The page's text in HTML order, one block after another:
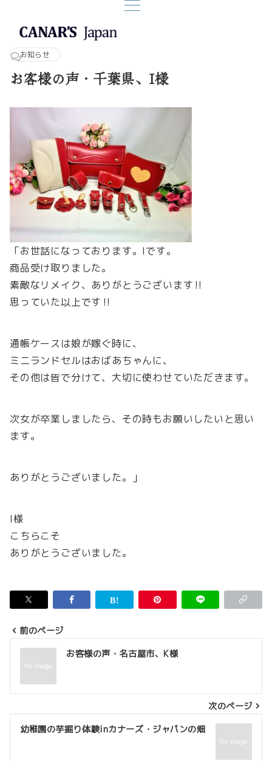
お知らせ
お客様の声・千葉県、I様
「お世話になっております。Iです。
商品受け取りました。
素敵なリメイク、ありがとうございます‼️
思っていた以上です‼️
通帳ケースは娘が嫁ぐ時に、
ミニランドセルはおばあちゃんに、
その他は皆で分けて、大切に使わせていただきます。
次女が卒業しましたら、その時もお願いしたいと思い
ます。
ありがとうございました。」
I様
こちらこそ
ありがとうございました。
投
ナ
ビ
ゲ
前のページ
お客様の声・名古屋市、K様
次のページ
幼稚園の芋掘り体験inカナーズ・ジャパンの畑